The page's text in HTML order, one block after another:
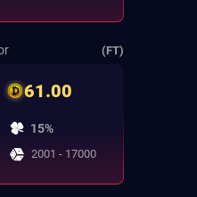
(FT)
61.00
15%
2001 - 17000